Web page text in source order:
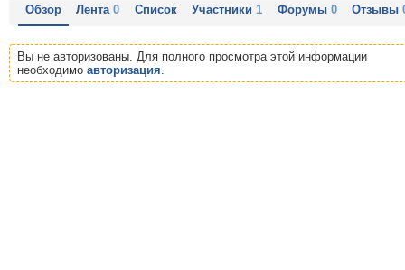
Обзор Лента0 Список Участники1 Форумы 0 Отзывы
Вы не авторизованы. Для полного просмотра этой информации
необходимо авторизация.